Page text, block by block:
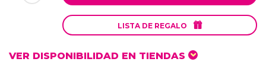
LISTA DE REGALO 
VER DISPONIBILIDAD EN TIENDAS